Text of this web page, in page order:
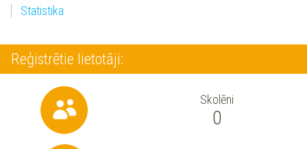
Statistika
Reģistrētie lietotāji:
Skolēni
0